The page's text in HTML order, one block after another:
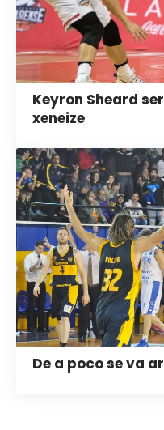
Keyron Sheard
xeneize
De a poco se va